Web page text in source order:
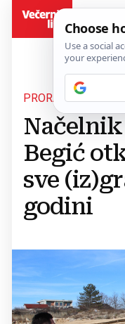
PRORAČUNSKI
Načelnik
Begić
sve
godini